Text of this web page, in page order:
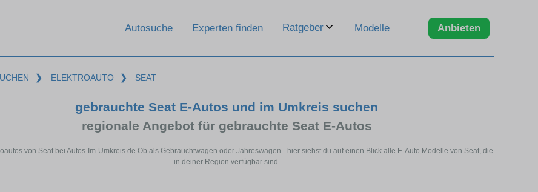
Autosuche Experten finden Ratgeber Modelle Anbieten
❯ ELEKTROAUTO ❯ SEAT
gebrauchte Seat E-Autos und im Umkreis suchen
regionale Angebot für gebrauchte Seat E-Autos
von Seat bei Autos-Im-Umkreis.de Ob als Gebrauchtwagen oder Jahreswagen - hier siehst du auf einen Blick alle E-Auto Modelle von Seat, die
in deiner Region verfügbar sind.